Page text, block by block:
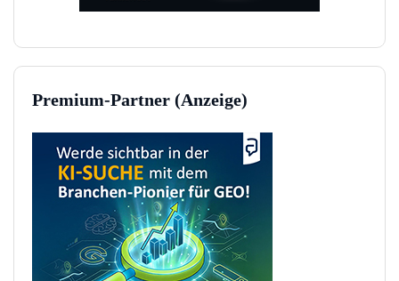
Premium-Partner (Anzeige)